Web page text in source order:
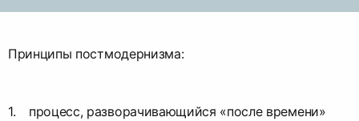
Принципы постмодернизма:
процесс, разворачивающийся «после времени»